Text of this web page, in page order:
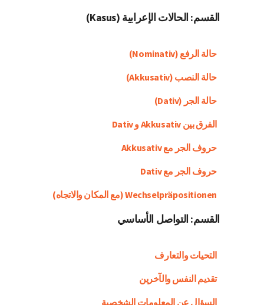
القسم: الحالات الإعرابية (Kasus)
حالة الرفع (Nominativ)
حالة النصب (Akkusativ)
حالة الجر (Dativ)
الفرق بين Akkusativ و Dativ
حروف الجر مع Akkusativ
حروف الجر مع Dativ
Wechselpräpositionen (مع المكان والاتجاه)
القسم: التواصل الأساسي
التحيات والتعارف
تقديم النفس والآخرين
السؤال عن المعلومات الشخصية